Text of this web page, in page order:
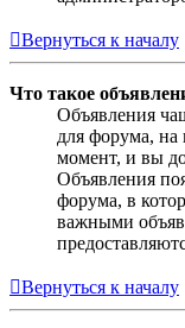
Вернуться к началу
Что такое
Объявления
для форума, на
момент, и вы
Объявления
форума, в
важными
Вернуться к началу